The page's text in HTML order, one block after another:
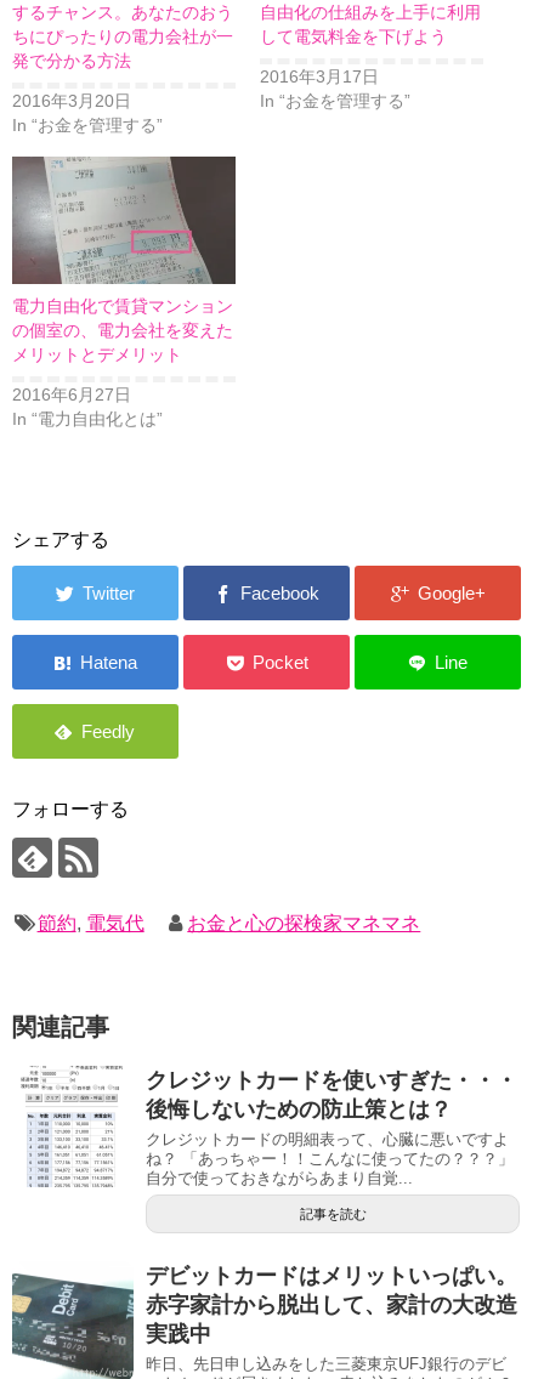
するチャンス。あなたのおう
ちにぴったりの電力会社が一
発で分かる方法
2016年3月20日
In “お金を管理する”
自由化の仕組みを上手に利用
して電気料金を下げよう
2016年3月17日
In “お金を管理する”
電力自由化で賃貸マンション
の個室の、電力会社を変えた
メリットとデメリット
2016年6月27日
In “電力自由化とは”
シェアする
フォローする
節約, 電気代 お金と心の探検家マネマネ
関連記事
クレジットカードを使いすぎた・・・
後悔しないための防止策とは？
クレジットカードの明細表って、心臓に悪いですよ
ね？ 「あっちゃー！！こんなに使ってたの？？？」
自分で使っておきながらあまり自覚...
記事を読む
デビットカードはメリットいっぱい。
赤字家計から脱出して、家計の大改造
実践中
昨日、先日申し込みをした三菱東京UFJ銀行のデビ